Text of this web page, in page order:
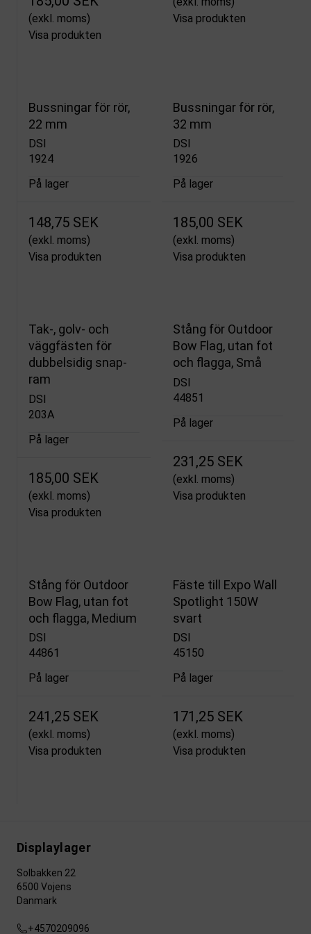
(exkl. moms)
Visa produkten
Visa produkten
Bussningar för rör,
22 mm
DSI
1924
På lager
148,75 SEK
(exkl. moms)
Visa produkten
Bussningar för rör,
32 mm
DSI
1926
På lager
185,00 SEK
(exkl. moms)
Visa produkten
Tak-, golv- och
väggfästen för
dubbelsidig snap-
ram
DSI
203A
På lager
185,00 SEK
(exkl. moms)
Visa produkten
Stång för Outdoor
Bow Flag, utan fot
och flagga, Små
DSI
44851
På lager
231,25 SEK
(exkl. moms)
Visa produkten
Stång för Outdoor
Bow Flag, utan fot
och flagga, Medium
DSI
44861
På lager
241,25 SEK
(exkl. moms)
Visa produkten
Fäste till Expo Wall
Spotlight 150W
svart
DSI
45150
På lager
171,25 SEK
(exkl. moms)
Visa produkten
Displaylager
Solbakken 22
6500 Vojens
Danmark
+4570209096